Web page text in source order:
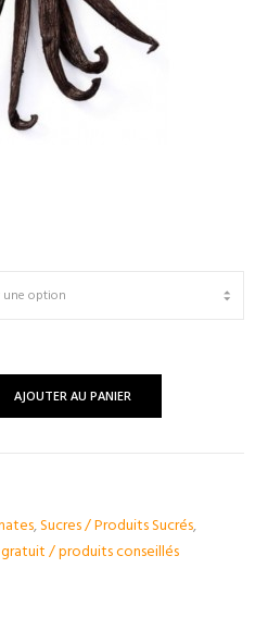
€
€
AJOUTER AU PANIER
,Sucres / Produits Sucrés,
/ produits conseillés